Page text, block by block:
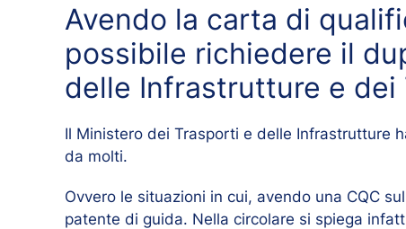
Avendo la carta di
possibile richiedere il
delle Infrastrutture e
Il Ministero dei Trasporti e delle Infrastrutture
da molti.
Ovvero le situazioni in cui, avendo una CQC
patente di guida. Nella circolare si spiega